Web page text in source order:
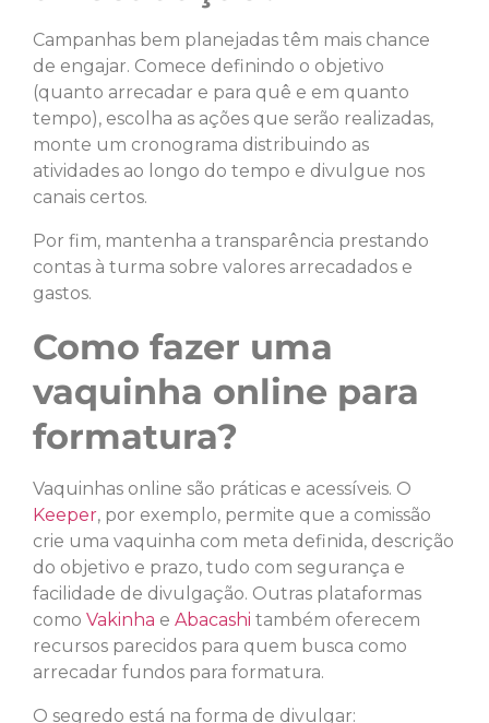
Campanhas bem planejadas têm mais chance
de engajar. Comece definindo o objetivo
(quanto arrecadar e para quê e em quanto
tempo), escolha as ações que serão realizadas,
monte um cronograma distribuindo as
atividades ao longo do tempo e divulgue nos
canais certos.
Por fim, mantenha a transparência prestando
contas à turma sobre valores arrecadados e
gastos.
Como fazer uma
vaquinha online para
formatura?
Vaquinhas online são práticas e acessíveis. O
Keeper, por exemplo, permite que a comissão
crie uma vaquinha com meta definida, descrição
do objetivo e prazo, tudo com segurança e
facilidade de divulgação. Outras plataformas
como Vakinha e Abacashi também oferecem
recursos parecidos para quem busca como
arrecadar fundos para formatura.
O segredo está na forma de divulgar: